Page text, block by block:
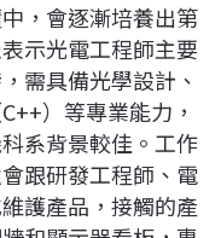
，會逐漸培養出第
示光電工程師主要
需具備光學設計、
）等專業能力，
系背景較佳。工作
跟研發工程師、電
護產品，接觸的產